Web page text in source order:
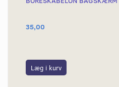
35,00
Læg i kurv